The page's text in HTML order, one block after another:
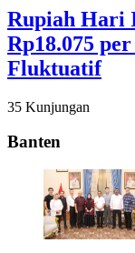
Rupiah Hari
Rp18.075
Fluktuatif
35 Kunjungan
Banten